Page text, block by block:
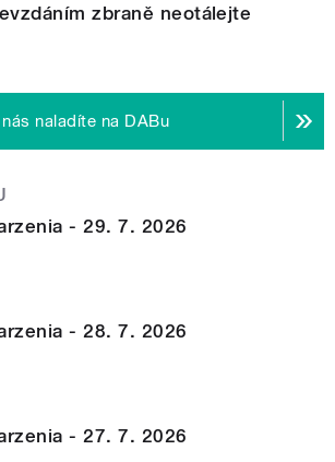
zbraně neotálejte
naladíte na DABu
- 29. 7. 2026
- 28. 7. 2026
- 27. 7. 2026